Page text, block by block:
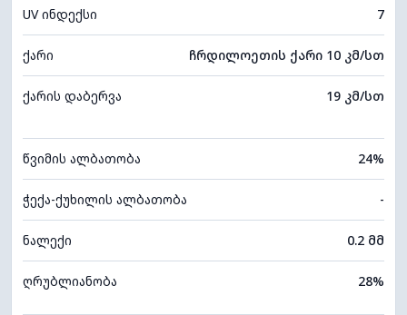
UV ინდექსი 7
ქარი ჩრდილოეთის ქარი 10 კმ/სთ
ქარის დაბერვა 19 კმ/სთ
წვიმის ალბათობა 24%
ჭექა-ქუხილის ალბათობა -
ნალექი 0.2 მმ
ღრუბლიანობა 28%